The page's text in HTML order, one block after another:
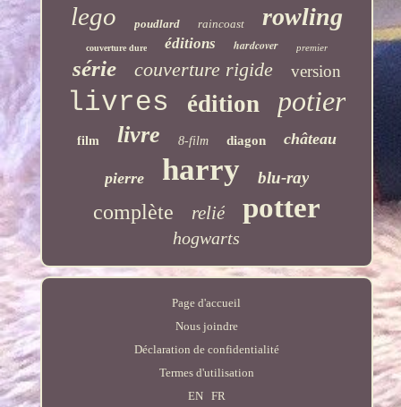
lego poudlard raincoast rowling
couverture dure éditions hardcover premier
série couverture rigide version
livres édition potier
film livre 8-film diagon château
pierre harry blu-ray
complète relié potter
hogwarts
Page d'accueil
Nous joindre
Déclaration de confidentialité
Termes d'utilisation
EN
FR